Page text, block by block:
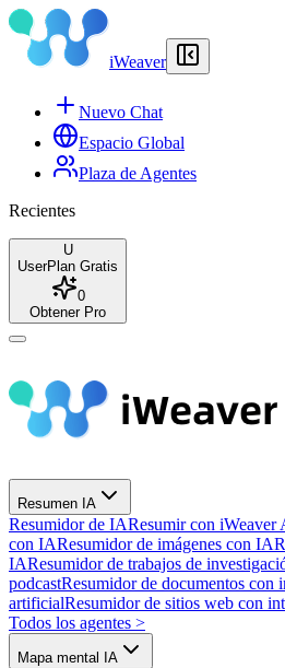
iWeaver
Nuevo Chat
Espacio Global
Plaza de Agentes
Recientes
U
UserPlan Gratis
0
Obtener Pro
Resumen IA
Resumidor de IAResumir con iWeaver
con IAResumidor de imágenes con IA
IAResumidor de trabajos de
podcastResumidor de documentos con
artificialResumidor de sitios web con
Todos los agentes >
Mapa mental IA